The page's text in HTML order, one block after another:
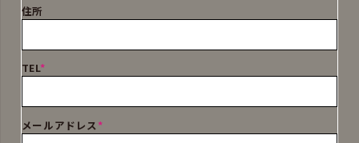
住所
TEL*
メールアドレス *